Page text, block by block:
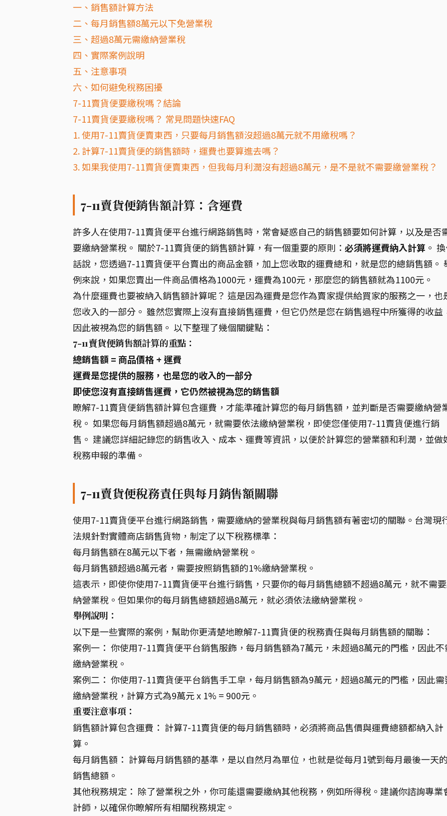
一、銷售額計算方法
二、每月銷售額8萬元以下免營業稅
三、超過8萬元需繳納營業稅
四、實際案例說明
五、注意事項
六、如何避免稅務困擾
7-11賣貨便要繳稅嗎？結論
7-11賣貨便要繳稅嗎？ 常見問題快速FAQ
1. 使用7-11賣貨便賣東西，只要每月銷售額沒超過8萬元就不用繳稅嗎？
2. 計算7-11賣貨便的銷售額時，運費也要算進去嗎？
3. 如果我使用7-11賣貨便賣東西，但我每月利潤沒有超過8萬元，是不是就不需要繳營業稅？
7-11賣貨便銷售額計算：含運費
許多人在使用7-11賣貨便平台進行網路銷售時，常會疑惑自己的銷售額要如何計算，以及是否
要繳納營業稅。 關於7-11賣貨便的銷售額計算，有一個重要的原則： 必須將運費納入計算 。
話說，您透過7-11賣貨便平台賣出的商品金額，加上您收取的運費總和，就是您的總銷售額。
例來說，如果您賣出一件商品價格為1000元，運費為100元，那麼您的銷售額就為1100元。
為什麼運費也要被納入銷售額計算呢？ 這是因為運費是您作為賣家提供給買家的服務之一，也
您收入的一部分。 雖然您實際上沒有直接銷售運費，但它仍然是您在銷售過程中所獲得的收益
因此被視為您的銷售額。 以下整理了幾個關鍵點：
7-11賣貨便銷售額計算的重點：
總銷售額 = 商品價格 + 運費
運費是您提供的服務，也是您的收入的一部分
即使您沒有直接銷售運費，它仍然被視為您的銷售額
瞭解7-11賣貨便銷售額計算包含運費，才能準確計算您的每月銷售額，並判斷是否需要繳納營
稅。 如果您每月銷售額超過8萬元，就需要依法繳納營業稅，即使您僅使用7-11賣貨便進行銷
售。 建議您詳細記錄您的銷售收入、成本、運費等資訊，以便於計算您的營業額和利潤，並做
稅務申報的準備。
7-11賣貨便稅務責任與每月銷售額關聯
使用7-11賣貨便平台進行網路銷售，需要繳納的營業稅與每月銷售額有著密切的關聯。台灣現
法規針對實體商店銷售貨物，制定了以下稅務標準：
每月銷售額在8萬元以下者，無需繳納營業稅。
每月銷售額超過8萬元者，需要按照銷售額的1%繳納營業稅。
這表示，即使你使用7-11賣貨便平台進行銷售，只要你的每月銷售總額不超過8萬元，就不需
納營業稅。但如果你的每月銷售總額超過8萬元，就必須依法繳納營業稅。
舉例說明：
以下是一些實際的案例，幫助你更清楚地瞭解7-11賣貨便的稅務責任與每月銷售額的關聯：
案例一： 你使用7-11賣貨便平台銷售服飾，每月銷售額為7萬元，未超過8萬元的門檻，因此不
繳納營業稅。
案例二： 你使用7-11賣貨便平台銷售手工皁，每月銷售額為9萬元，超過8萬元的門檻，因此需
繳納營業稅，計算方式為9萬元 x 1% = 900元。
重要注意事項：
銷售額計算包含運費： 計算7-11賣貨便的每月銷售額時，必須將商品售價與運費總額都納入計
算。
每月銷售額： 計算每月銷售額的基準，是以自然月為單位，也就是從每月1號到每月最後一天的
銷售總額。
其他稅務規定： 除了營業稅之外，你可能還需要繳納其他稅務，例如所得稅。建議你諮詢專業
計師，以確保你瞭解所有相關稅務規定。